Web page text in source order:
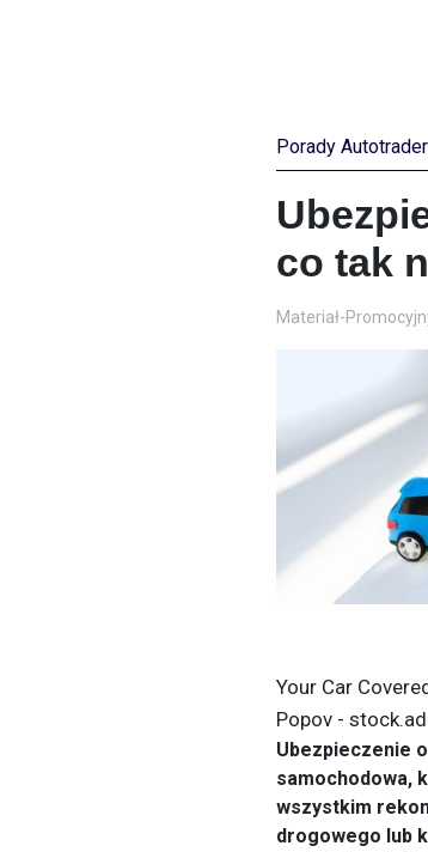
Porady Autotrader
co tak
Materiał-
Your Car
Popov -
Ubezpieczenie
samochodowa,
wszystkim
drogowego lub